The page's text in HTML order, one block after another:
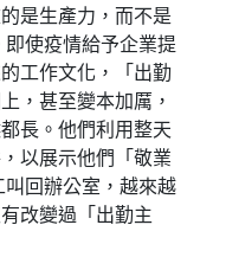
是生產力，而不是
使疫情給予企業提
工作文化，「出勤
，甚至變本加厲，
長。他們利用整天
以展示他們「敬業
回辦公室，越來越
改變過「出勤主